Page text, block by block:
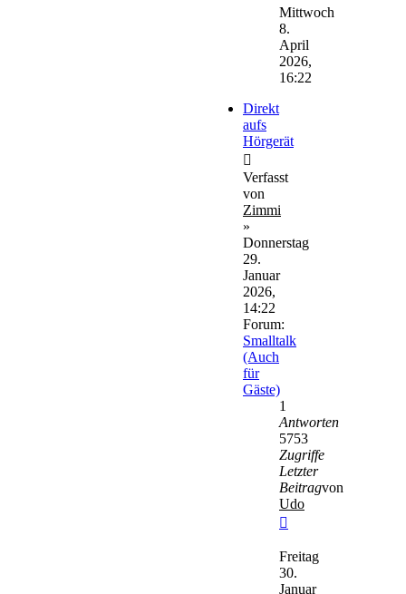
Beitrag
Mittwoch
8.
April
2026,
16:22
Direkt
aufs
Hörgerät
Verfasst
von
Zimmi
»
Donnerstag
29.
Januar
2026,
14:22
Forum:
Smalltalk
(Auch
für
Gäste)
1
Antworten
5753
Zugriffe
Letzter
Beitragvon
Udo
Beitrag
Freitag
30.
Januar